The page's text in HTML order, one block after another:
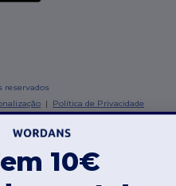
reservados
| Política de Privacidade
para melhorar a funcionalidade geral,
desempenho do site e garantir uma
incluindo conteúdos personalizados,
10€